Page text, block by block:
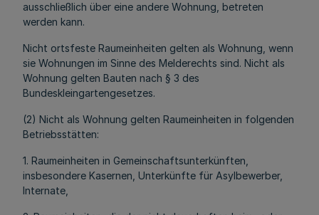
ausschließlich über eine andere Wohnung, betreten
werden kann.
Nicht ortsfeste Raumeinheiten gelten als Wohnung, wenn
sie Wohnungen im Sinne des Melderechts sind. Nicht als
Wohnung gelten Bauten nach § 3 des
Bundeskleingartengesetzes.
(2) Nicht als Wohnung gelten Raumeinheiten in folgenden
Betriebsstätten:
1. Raumeinheiten in Gemeinschaftsunterkünften,
insbesondere Kasernen, Unterkünfte für Asylbewerber,
Internate,